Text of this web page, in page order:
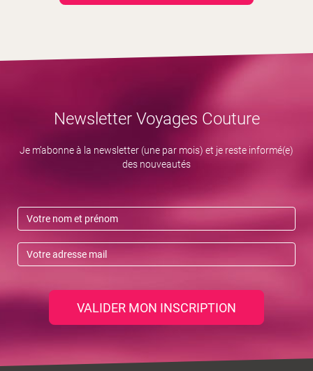
Newsletter Voyages Couture
Je m’abonne à la newsletter (une par mois) et je reste informé(e)
des nouveautés
VALIDER MON INSCRIPTION